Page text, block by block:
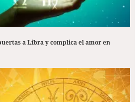
a Libra y complica el amor en